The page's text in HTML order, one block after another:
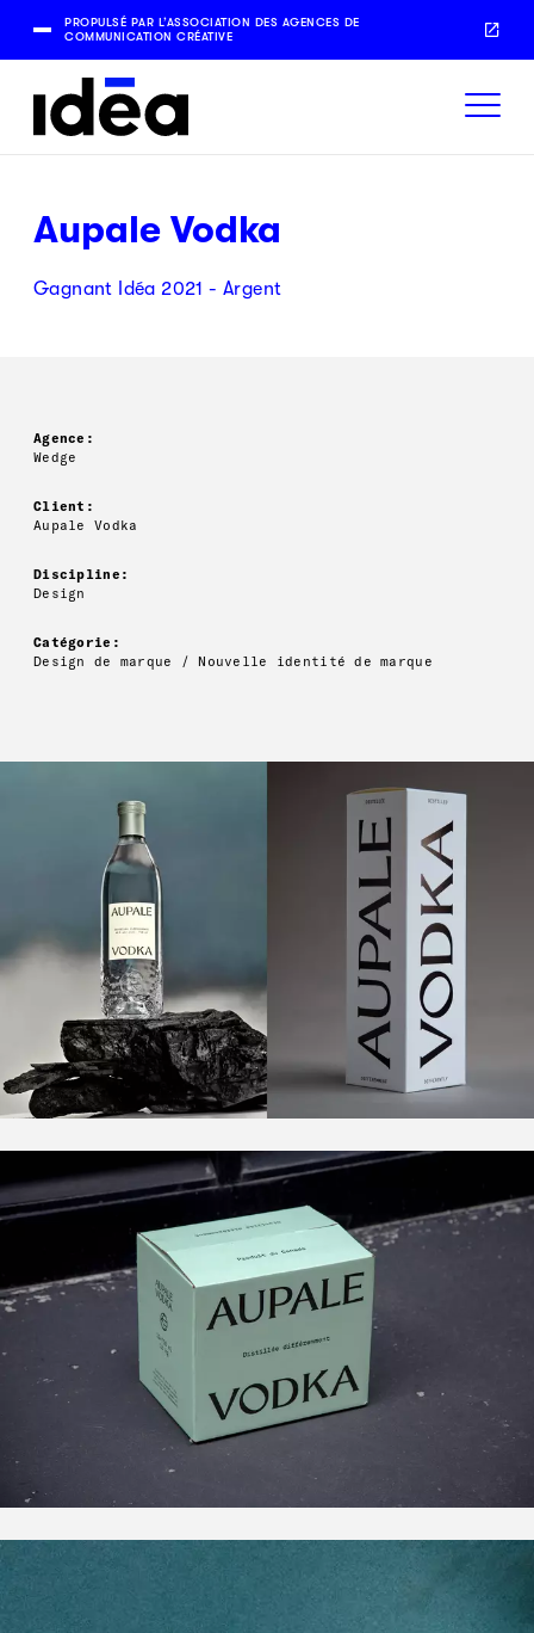
PROPULSÉ PAR L’ASSOCIATION DES AGENCES DE
COMMUNICATION CRÉATIVE
Aupale Vodka
Gagnant Idéa 2021 - Argent
Agence:
Wedge
Client:
Aupale Vodka
Discipline:
Design
Catégorie:
Design de marque / Nouvelle identité de marque